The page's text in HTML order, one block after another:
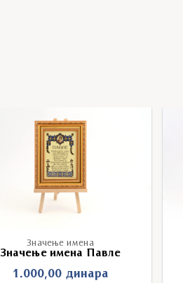
Значење имена
Значење имена Павле
1.000,00 динара